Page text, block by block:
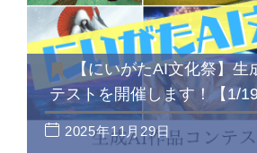
【にいがたAI文化祭】生
テストを開催します！【1/
2025年11月29日